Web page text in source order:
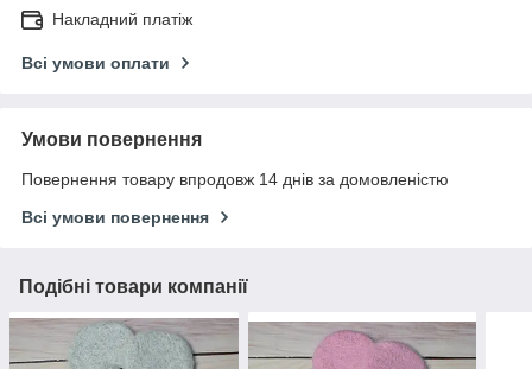
Накладний платіж
Всі умови оплати
Умови повернення
Повернення товару впродовж 14 днів за домовленістю
Всі умови повернення
Подібні товари компанії